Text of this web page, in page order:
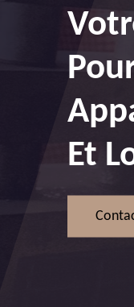
Et